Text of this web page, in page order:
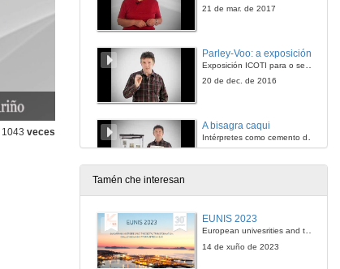
1043 veces
21 de mar. de 2017
Parley-Voo: a exposición
Exposición ICOTI para o seminario de Antropoloxía visual do Programa Doutoral Tradución & Paratradución (T&P)
20 de dec. de 2016
A bisagra caqui
Intérpretes como cemento do campo aliado
POWs
20 de dec. de 2016
Tamén che interesan
EUNIS 2023
European univesrities and the digital transformation: challenges and opportunities ahead
14 de xuño de 2023